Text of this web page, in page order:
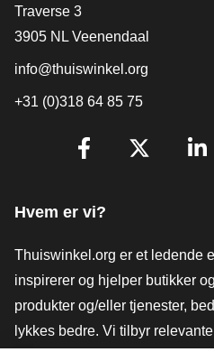
[_General:Contact]
Traverse 3
3905 NL Veenendaal
info@thuiswinkel.org
+31 (0)318 64 85 75
Hvem er vi?
Thuiswinkel.org er et ledende
inspirerer og hjelper butikker
produkter og/eller tjenester,
lykkes bedre. Vi tilbyr